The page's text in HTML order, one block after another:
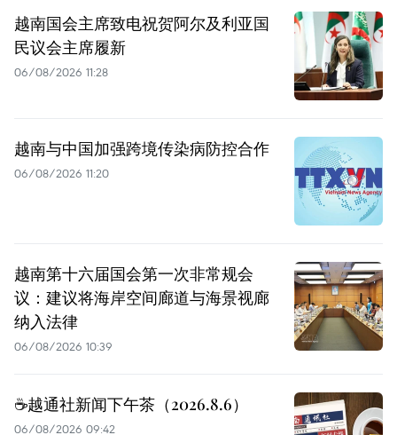
越南国会主席致电祝贺阿尔及利亚国
民议会主席履新
06/08/2026 11:28
越南与中国加强跨境传染病防控合作
06/08/2026 11:20
越南第十六届国会第一次非常规会
议：建议将海岸空间廊道与海景视廊
纳入法律
06/08/2026 10:39
☕️越通社新闻下午茶（2026.8.6）
06/08/2026 09:42